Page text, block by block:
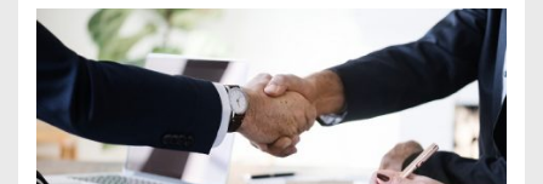
So
funktioniert’s